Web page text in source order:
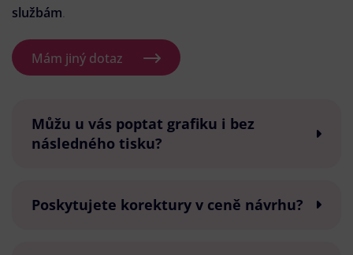
službám.
Mám jiný dotaz
Můžu u vás poptat grafiku i bez
následného tisku?
Poskytujete korektury v ceně návrhu?